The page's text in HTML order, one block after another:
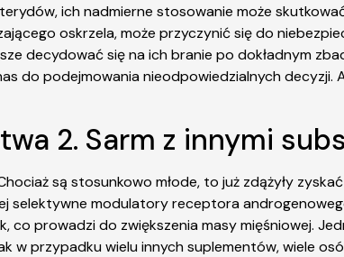
ich nadmierne stosowanie może
oskrzela, może przyczynić się do
decydować się na ich branie po dokładnym
do podejmowania nieodpowiedzialnych decyzji.
2. Sarm z innymi
są stosunkowo młode, to już zdążyły
selektywne modulatory receptora
prowadzi do zwiększenia masy mięśniowej.
w przypadku wielu innych suplementów, wiele